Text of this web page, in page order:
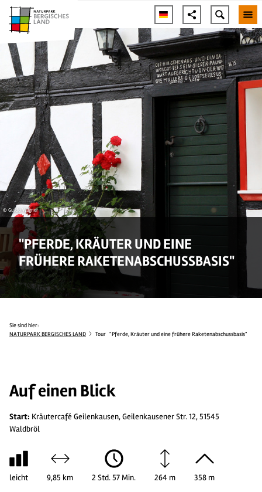
© Guido Wagner
"PFERDE, KRÄUTER UND EINE
FRÜHERE RAKETENABSCHUSSBASIS"
Sie sind hier:
NATURPARK BERGISCHES LAND
Tour "Pferde, Kräuter und eine frühere Raketenabschussbasis"
Auf einen Blick
Start: Kräutercafé Geilenkausen, Geilenkausener Str. 12, 51545
Waldbröl
leicht 9,85 km 2 Std. 57 Min. 264 m 358 m